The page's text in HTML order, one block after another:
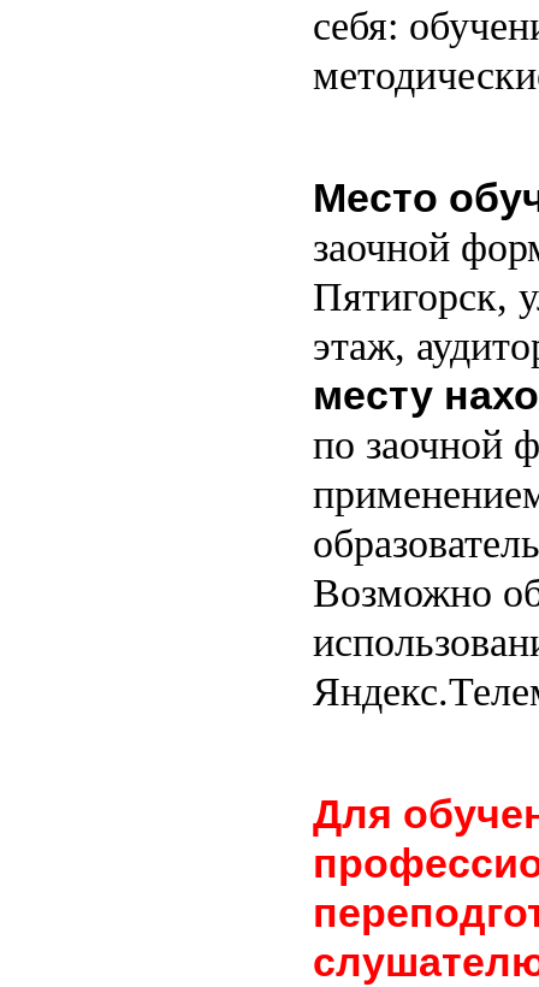
себя:
Место
заочной
Пятигорск,
этаж,
месту
по заочной
Возможно
Для